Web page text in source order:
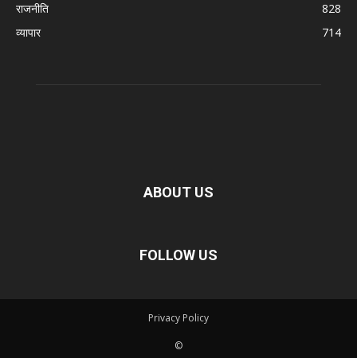
राजनीति
828
व्यापार
714
ABOUT US
FOLLOW US
Privacy Policy
©